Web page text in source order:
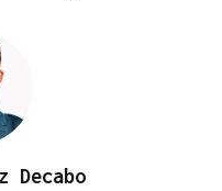
Decabo